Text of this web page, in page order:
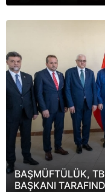
BAŞMÜFTÜLÜK,
BAŞKANI